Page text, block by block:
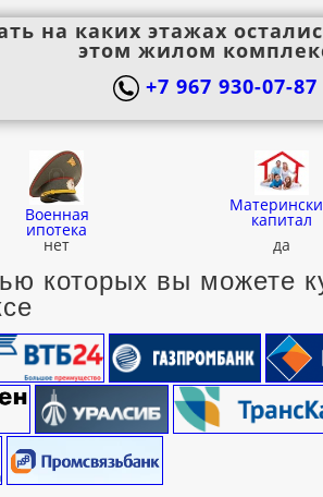
на каких этажах
этом жилом
+7 967 930-07-87
Военная
ипотека капитал
нет да
которых вы можете